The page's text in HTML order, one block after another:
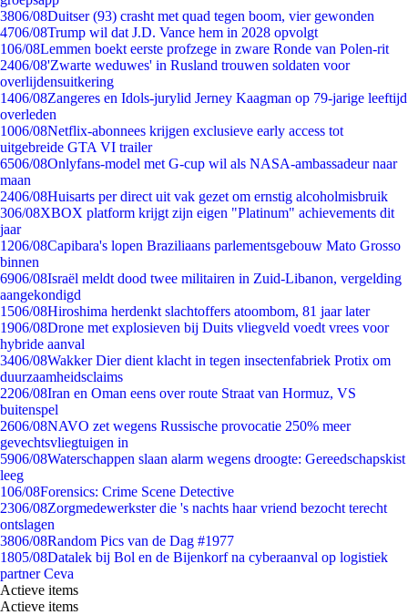
3806/08Duitser (93) crasht met quad tegen boom, vier gewonden
4706/08Trump wil dat J.D. Vance hem in 2028 opvolgt
106/08Lemmen boekt eerste profzege in zware Ronde van Polen-rit
2406/08'Zwarte weduwes' in Rusland trouwen soldaten voor
overlijdensuitkering
1406/08Zangeres en Idols-jurylid Jerney Kaagman op 79-jarige leeftijd
overleden
1006/08Netflix-abonnees krijgen exclusieve early access tot
uitgebreide GTA VI trailer
6506/08Onlyfans-model met G-cup wil als NASA-ambassadeur naar
maan
2406/08Huisarts per direct uit vak gezet om ernstig alcoholmisbruik
306/08XBOX platform krijgt zijn eigen "Platinum" achievements dit
jaar
1206/08Capibara's lopen Braziliaans parlementsgebouw Mato Grosso
binnen
6906/08Israël meldt dood twee militairen in Zuid-Libanon, vergelding
aangekondigd
1506/08Hiroshima herdenkt slachtoffers atoombom, 81 jaar later
1906/08Drone met explosieven bij Duits vliegveld voedt vrees voor
hybride aanval
3406/08Wakker Dier dient klacht in tegen insectenfabriek Protix om
duurzaamheidsclaims
2206/08Iran en Oman eens over route Straat van Hormuz, VS
buitenspel
2606/08NAVO zet wegens Russische provocatie 250% meer
gevechtsvliegtuigen in
5906/08Waterschappen slaan alarm wegens droogte: Gereedschapskist
leeg
106/08Forensics: Crime Scene Detective
2306/08Zorgmedewerkster die 's nachts haar vriend bezocht terecht
ontslagen
3806/08Random Pics van de Dag #1977
1805/08Datalek bij Bol en de Bijenkorf na cyberaanval op logistiek
partner Ceva
Actieve items
Actieve items